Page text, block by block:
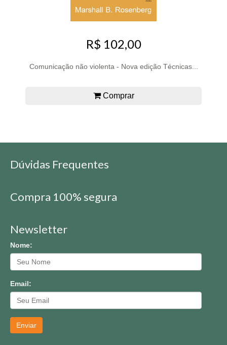
R$ 102,00
Comunicação não violenta - Nova edição Técnicas...
Comprar
Dúvidas Frequentes
Compra 100% segura
Newsletter
Nome:
Email:
Enviar